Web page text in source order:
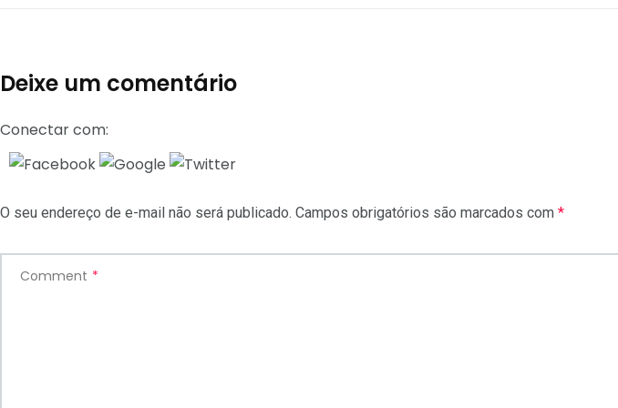
Deixe um comentário
Conectar com:
O seu endereço de e-mail não será publicado. Campos obrigatórios são marcados com *
Comment *